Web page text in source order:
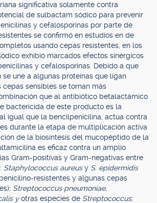
significativa solamente contra
de sulbactam sódico para prevenir
y cefalosporinas por parte de
se confirmó en estudios en de
usando cepas resistentes, en los
exhibió marcados efectos sinérgicos
y cefalosporinas. Debido a que
une a algunas proteínas que ligan
cepas sensibles se tornan más
que al antibiótico betalactámico
bactericida de este producto es la
igual que la bencilpenicilina, actúa contra
durante la etapa de multiplicación activa
de la biosíntesis del mucopéptido de la
es eficaz contra un amplio
Gram-positivas y Gram-negativas entre
Staphylococcus aureusy S. epidermidis
resistentes y algunas cepas
Streptococcus pneumoniae,
yotras especies de Streptococcus;